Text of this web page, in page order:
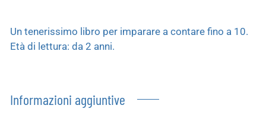
Un tenerissimo libro per imparare a contare fino a 10.
Età di lettura: da 2 anni.
Informazioni aggiuntive